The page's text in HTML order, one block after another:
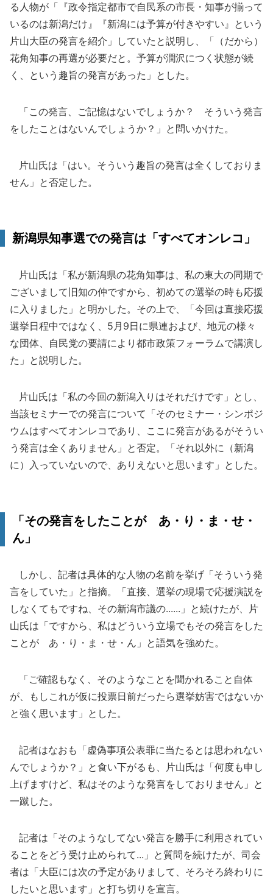
る人物が「『政令指定都市で自民系の市長・知事が揃って
いるのは新潟だけ』『新潟には予算が付きやすい』という
片山大臣の発言を紹介」していたと説明し、「（だから）
花角知事の再選が必要だと。予算が潤沢につく状態が続
く、という趣旨の発言があった」とした。
「この発言、ご記憶はないでしょうか？ そういう発言
をしたことはないんでしょうか？」と問いかけた。
片山氏は「はい。そういう趣旨の発言は全くしておりま
せん」と否定した。
新潟県知事選での発言は「すべてオンレコ」
片山氏は「私が新潟県の花角知事は、私の東大の同期で
ございまして旧知の仲ですから、初めての選挙の時も応援
に入りました」と明かした。その上で、「今回は直接応援
選挙日程中ではなく、5月9日に県連および、地元の様々
な団体、自民党の要請により都市政策フォーラムで講演し
た」と説明した。
片山氏は「私の今回の新潟入りはそれだけです」とし、
当該セミナーでの発言について「そのセミナー・シンポジ
ウムはすべてオンレコであり、ここに発言があるがそうい
う発言は全くありません」と否定。「それ以外に（新潟
に）入っていないので、ありえないと思います」とした。
「その発言をしたことが あ・り・ま・せ・
ん」
しかし、記者は具体的な人物の名前を挙げ「そういう発
言をしていた」と指摘。「直接、選挙の現場で応援演説を
しなくてもですね、その新潟市議の......」と続けたが、片
山氏は「ですから、私はどういう立場でもその発言をした
ことが あ・り・ま・せ・ん」と語気を強めた。
「ご確認もなく、そのようなことを聞かれること自体
が、もしこれが仮に投票日前だったら選挙妨害ではないか
と強く思います」とした。
記者はなおも「虚偽事項公表罪に当たるとは思われない
んでしょうか？」と食い下がるも、片山氏は「何度も申し
上げますけど、私はそのような発言をしておりません」と
一蹴した。
記者は「そのようなしてない発言を勝手に利用されてい
ることをどう受け止められて...」と質問を続けたが、司会
者は「大臣には次の予定がありまして、そろそろ終わりに
したいと思います」と打ち切りを宣言。